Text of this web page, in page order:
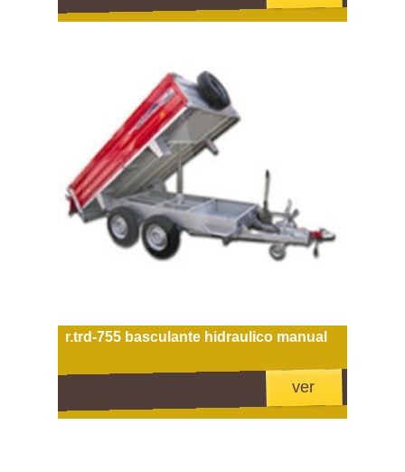
r.trd-755 basculante hidraulico manual
ver